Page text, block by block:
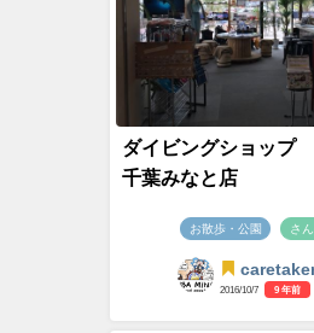
ダイビングショッ
千葉みなと店
お散歩・公園 さ
2016/10/7 9 年前